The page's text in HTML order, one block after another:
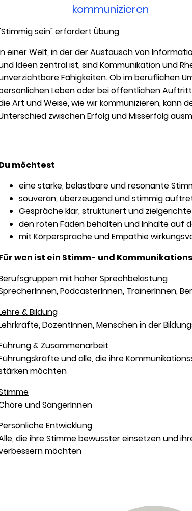
kommunizieren
sein" erfordert Übung
einer Welt, in der der Austausch von
Ideen zentral ist, sind Kommunikation und
Fähigkeiten. Ob im beruflichen
Leben oder bei öffentlichen
Art und Weise, wie wir kommunizieren, kann
zwischen Erfolg und Misserfolg
möchtest
eine starke, belastbare und resonante
souverän, überzeugend und stimmig
Gespräche klar, strukturiert und
den roten Faden behalten und Inhalte auf
mit Körpersprache und Empathie
wen ist ein Stimm- und
mit hoher Sprechbelastung
PodcasterInnen, TrainerInnen,
& Bildung
DozentInnen, Menschen in der
& Zusammenarbeit
und alle, die ihre
möchten
und SängerInnen
Entwicklung
die ihre Stimme bewusster einsetzen und
möchten